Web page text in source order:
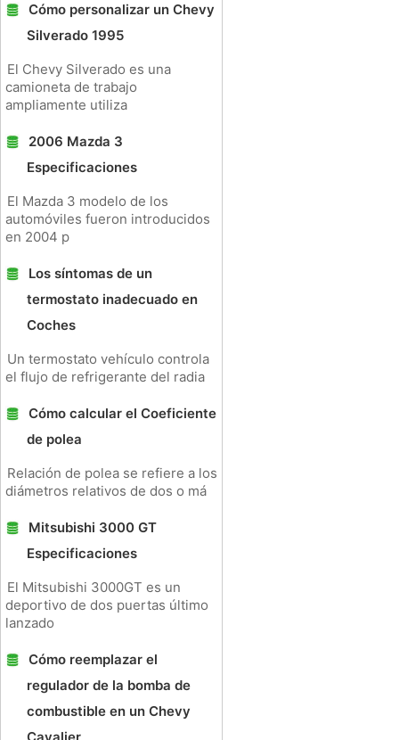
Cómo personalizar un Chevy
Silverado 1995
El Chevy Silverado es una
camioneta de trabajo
ampliamente utiliza
2006 Mazda 3
Especificaciones
El Mazda 3 modelo de los
automóviles fueron introducidos
en 2004 p
Los síntomas de un
termostato inadecuado en
Coches
Un termostato vehículo controla
el flujo de refrigerante del radia
Cómo calcular el Coeficiente
de polea
Relación de polea se refiere a los
diámetros relativos de dos o má
Mitsubishi 3000 GT
Especificaciones
El Mitsubishi 3000GT es un
deportivo de dos puertas último
lanzado
Cómo reemplazar el
regulador de la bomba de
combustible en un Chevy